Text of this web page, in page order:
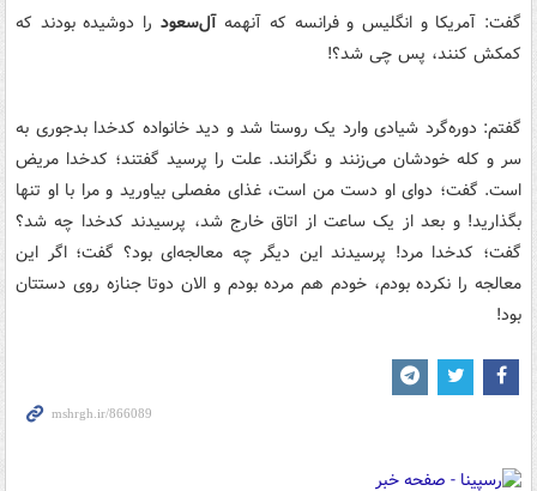
گفت: آمریکا و انگلیس و فرانسه که آنهمهآل‌سعود را دوشیده بودند که
کمکش کنند، پس چی شد؟!
گفتم: دوره‌گرد شیادی وارد یک روستا شد و دید خانواده کدخدا بدجوری به
سر و کله خودشان می‌زنند و نگرانند. علت را پرسید گفتند؛ کدخدا مریض
است. گفت؛ دوای او دست من است، غذای مفصلی بیاورید و مرا با او تنها
بگذارید! و بعد از یک‌ ساعت از اتاق خارج شد، پرسیدند کدخدا چه شد؟
گفت؛ کدخدا مرد! پرسیدند این دیگر چه معالجه‌ای بود؟ گفت؛ اگر این
معالجه را نکرده بودم، خودم هم مرده بودم و الان دوتا جنازه روی دستتان
بود!